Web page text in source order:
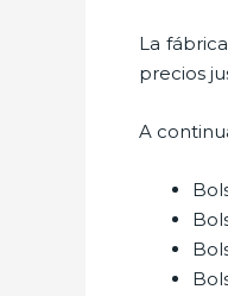
La
precios
A